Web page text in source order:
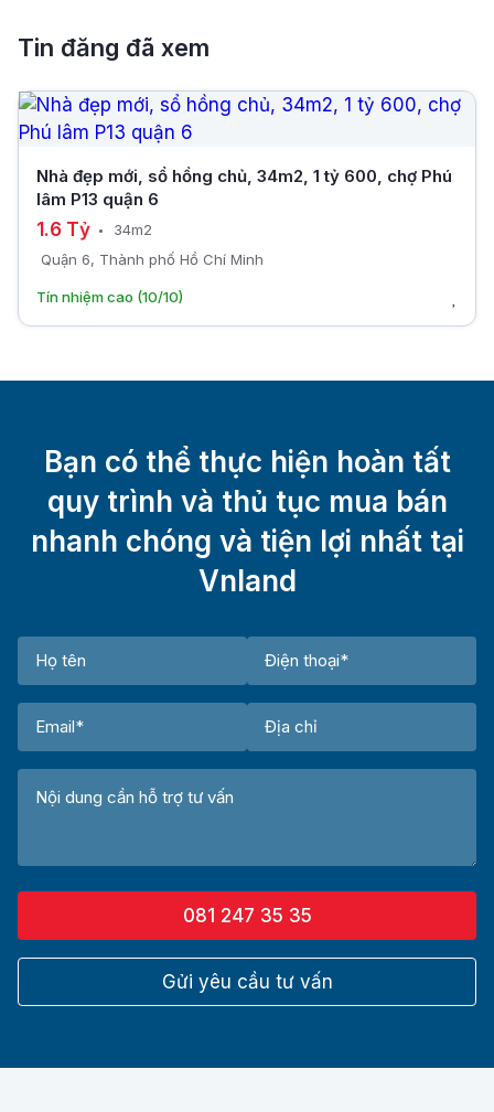
Tin đăng đã xem
Nhà đẹp mới, sổ hồng chủ, 34m2, 1 tỷ 600, chợ Phú
lâm P13 quận 6
1.6 Tỷ
34m2
Quận 6, Thành phố Hồ Chí Minh
Tín nhiệm cao (10/10)
Bạn có thể thực hiện hoàn tất
quy trình và thủ tục mua bán
nhanh chóng và tiện lợi nhất tại
Vnland
081 247 35 35
Gửi yêu cầu tư vấn